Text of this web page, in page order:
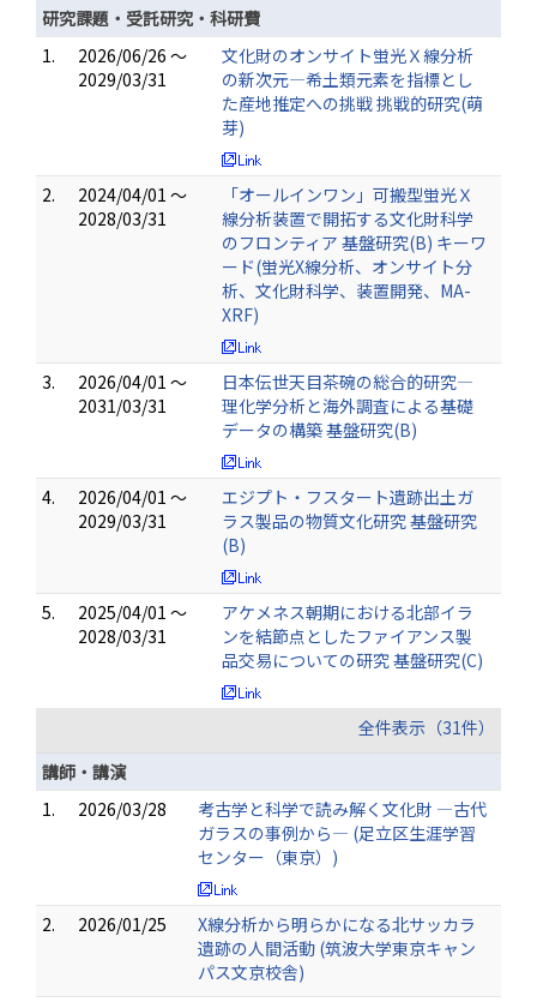
研究課題・受託研究・科研費
1.
2026/06/26 ～
2029/03/31
文化財のオンサイト蛍光Ｘ線分析
の新次元―希土類元素を指標とし
た産地推定への挑戦 挑戦的研究(萌
芽)
2.
2024/04/01 ～
2028/03/31
「オールインワン」可搬型蛍光Ｘ
線分析装置で開拓する文化財科学
のフロンティア 基盤研究(B) キーワ
ード(蛍光X線分析、オンサイト分
析、文化財科学、装置開発、MA-
XRF)
3.
2026/04/01 ～
2031/03/31
日本伝世天目茶碗の総合的研究―
理化学分析と海外調査による基礎
データの構築 基盤研究(B)
4.
2026/04/01 ～
2029/03/31
エジプト・フスタート遺跡出土ガ
ラス製品の物質文化研究 基盤研究
(B)
5.
2025/04/01 ～
2028/03/31
アケメネス朝期における北部イラ
ンを結節点としたファイアンス製
品交易についての研究 基盤研究(C)
全件表示（31件）
講師・講演
1.
2026/03/28
考古学と科学で読み解く文化財 ―古代
ガラスの事例から― (足立区生涯学習
センター（東京）)
2. 2026/01/25
X線分析から明らかになる北サッカラ
遺跡の人間活動 (筑波大学東京キャン
パス文京校舎)